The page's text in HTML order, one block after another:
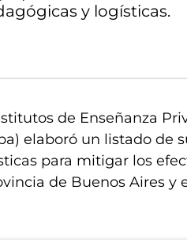
y logísticas.
de Enseñanza
elaboró un listado de
para mitigar los
de Buenos Aires y